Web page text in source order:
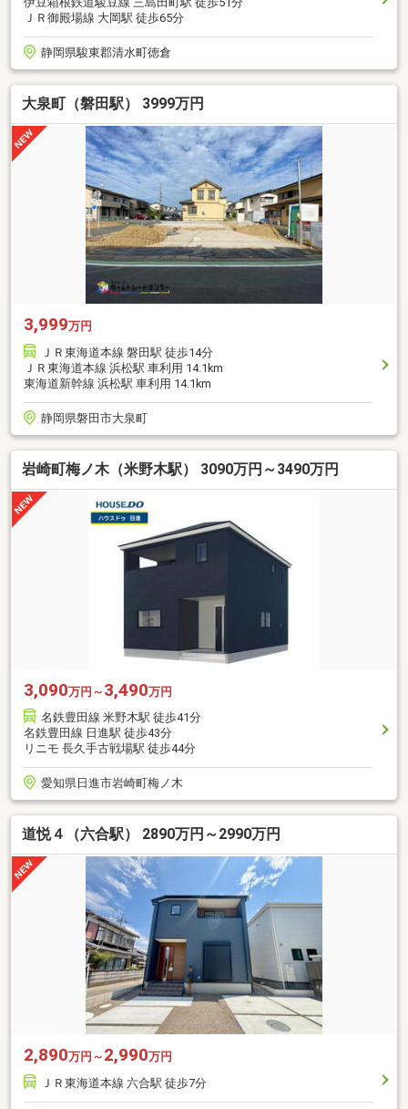
ＪＲ御殿場線 大岡駅 徒歩65分
静岡県駿東郡清水町徳倉
大泉町（磐田駅） 3999万円
3,999万円
ＪＲ東海道本線 磐田駅 徒歩14分
ＪＲ東海道本線 浜松駅 車利用 14.1km
東海道新幹線 浜松駅 車利用 14.1km
静岡県磐田市大泉町
岩崎町梅ノ木（米野木駅） 3090万円～3490万円
3,090万円～ 3,490万円
名鉄豊田線 米野木駅 徒歩41分
名鉄豊田線 日進駅 徒歩43分
リニモ 長久手古戦場駅 徒歩44分
愛知県日進市岩崎町梅ノ木
道悦４（六合駅） 2890万円～2990万円
2,890万円～ 2,990万円
ＪＲ東海道本線 六合駅 徒歩7分